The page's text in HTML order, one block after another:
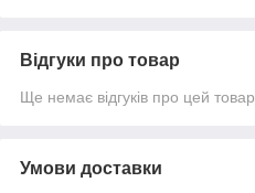
Відгуки про товар
Ще немає відгуків про цей товар
Умови доставки